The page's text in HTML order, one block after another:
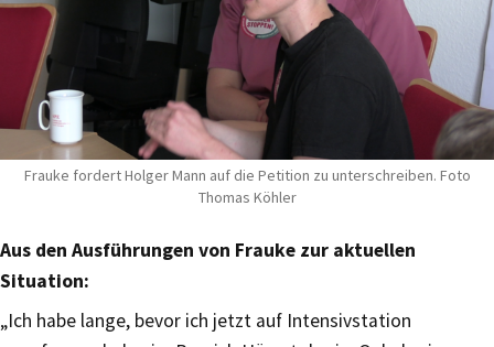
Frauke fordert Holger Mann auf die Petition zu unterschreiben. Foto
Thomas Köhler
Aus den Ausführungen von Frauke zur aktuellen
Situation:
„Ich habe lange, bevor ich jetzt auf Intensivstation